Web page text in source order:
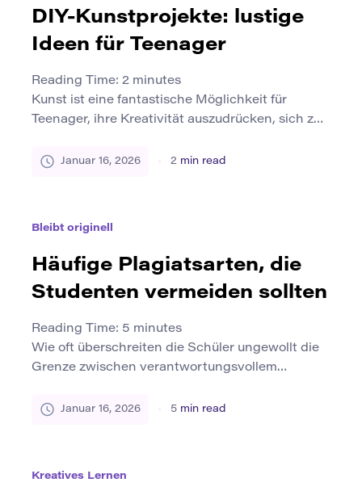
Projekte übersetzen, die sich sinnvoll, machbar
und unterhaltsam anfühlen […]
DIY-Kunstprojekte: lustige
Ideen für Teenager
Reading Time: 2 minutes
Kunst ist eine fantastische Möglichkeit für
Teenager, ihre Kreativität auszudrücken, sich zu
Teilnahme an Do-it-yourself-Kunstprojekten
Teenager sind, egal ob Sie ein erfahrener
Künstler sind oder einfach nur […]
Januar 16, 2026 2 min read
Bleibt originell
Häufige Plagiatsarten, die
Studenten vermeiden sollten
Reading Time: 5 minutes
Wie oft überschreiten die Schüler ungewollt die
Grenze zwischen verantwortungsvollem
Umfrage des Internationalen Zentrums für
Januar 16, 2026 5 min read
Kreatives Lernen